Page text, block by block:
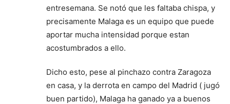
entresemana. Se notó que les faltaba chispa, y
precisamente Malaga es un equipo que puede
aportar mucha intensidad porque estan
acostumbrados a ello.
Dicho esto, pese al pinchazo contra Zaragoza
en casa, y la derrota en campo del Madrid ( jugó
buen partido), Malaga ha ganado ya a buenos